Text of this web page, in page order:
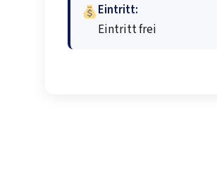
Eintritt:
Eintritt frei